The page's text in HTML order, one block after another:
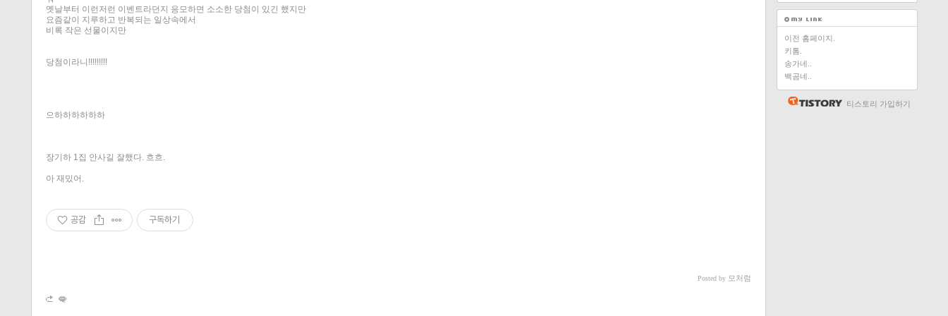
옛날부터 이런저런 이벤트라던지 응모하면 소소한 당첨이 있긴 했지만
요즘같이 지루하고 반복되는 일상속에서
비록 작은 선물이지만
당첨이라니!!!!!!!!!
으하하하하하하
장기하 1집 안사길 잘했다. 흐흐.
아 재밌어.
공감 구독하기
Posted by모처럼
이전 홈페이지.
키톰.
송가네..
백곰네..
티스토리 가입하기